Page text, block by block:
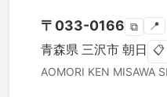
〒 033-0166 ⧉ 📍
青森県 三沢市 朝日 📋
AOMORI KEN MISAWA